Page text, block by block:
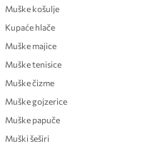
Muške košulje
Kupaće hlače
Muške majice
Muške tenisice
Muške čizme
Muške gojzerice
Muške papuče
Muški šeširi